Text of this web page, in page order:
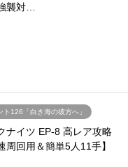
襲対…
ト126「白き海の彼方へ」
ナイツ EP-8 高レア攻略
周回用＆簡単5人11手】